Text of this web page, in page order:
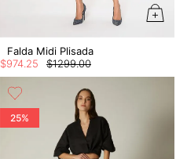
Falda Midi Plisada
$1299.00
$974 25
25%